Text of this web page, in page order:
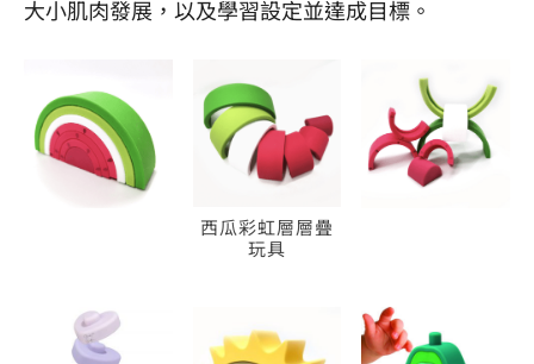
大小肌肉發展，以及學習設定並達成目標。
西瓜彩虹層層疊
玩具